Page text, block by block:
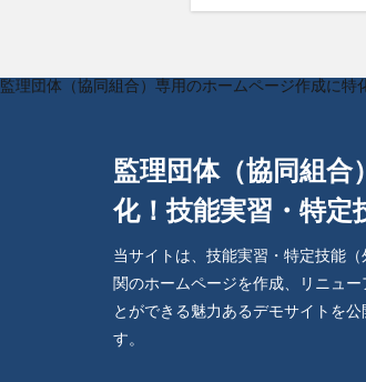
監理団体（協同組合）専用のホームページ作成に
監理団体（協同組
化！技能実習・特
当サイトは、技能実習・特定技能
関のホームページを作成、リニュ
とができる魅力あるデモサイトを
す。